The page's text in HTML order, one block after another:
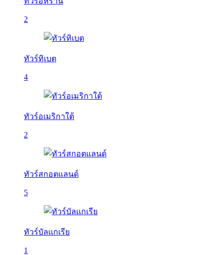
2
ทัวร์ทิเบต
4
ทัวร์อเมริกาใต้
2
ทัวร์สกอตแลนด์
5
ทัวร์บัลเเกเรีย
1